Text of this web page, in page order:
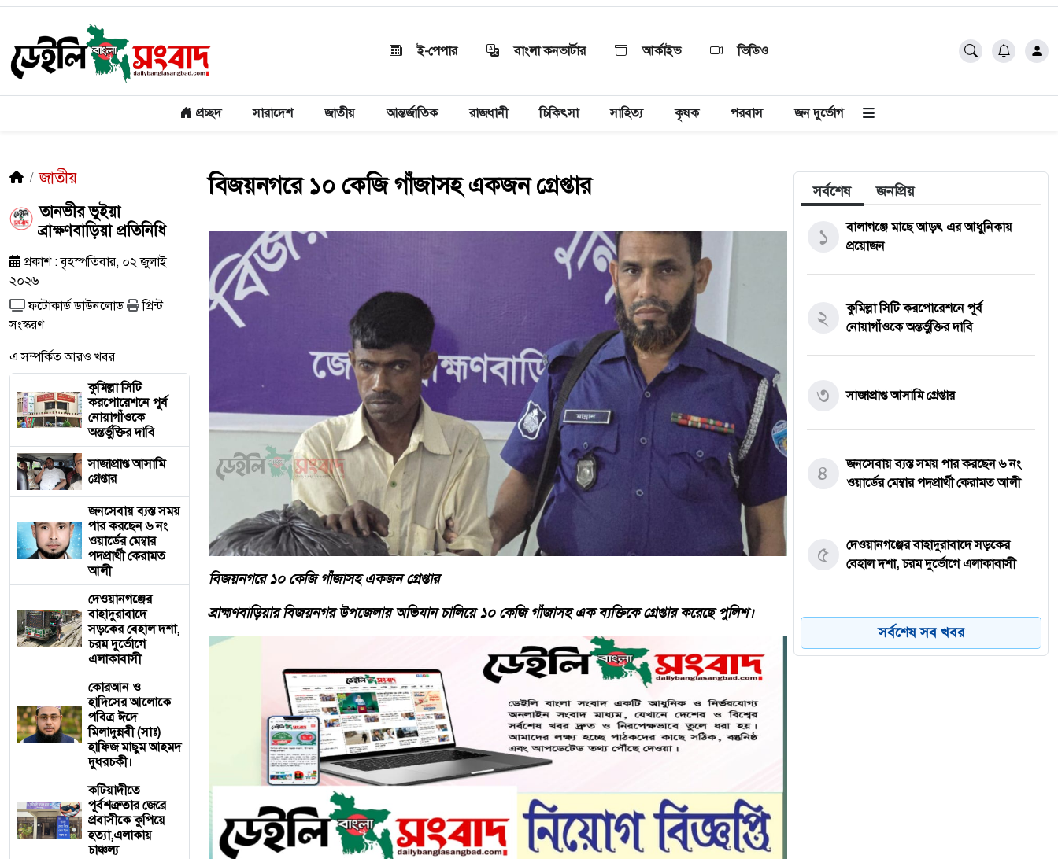
ই-পেপার বাংলা কনভার্টার আর্কাইভ ভিডিও
প্রচ্ছদ সারাদেশ জাতীয় আন্তর্জাতিক রাজধানী চিকিৎসা সাহিত্য কৃষক পরবাস জন দুর্ভোগ
জাতীয়
তানভীর ভুইয়া
ব্রাক্ষণবাড়িয়া প্রতিনিধি
প্রকাশ : বৃহস্পতিবার, ০২ জুলাই
২০২৬
ফটোকার্ড ডাউনলোড
প্রিন্ট
সংস্করণ
এ সম্পর্কিত আরও খবর
কুমিল্লা সিটি
করপোরেশনে পূর্ব
নোয়াগাঁওকে
অন্তর্ভুক্তির দাবি
সাজাপ্রাপ্ত আসামি
গ্রেপ্তার
জনসেবায় ব্যস্ত সময়
পার করছেন ৬ নং
ওয়ার্ডের মেম্বার
পদপ্রার্থী কেরামত
আলী
দেওয়ানগঞ্জের
বাহাদুরাবাদে
সড়কের বেহাল দশা,
চরম দুর্ভোগে
এলাকাবাসী
কোরআন ও
হাদিসের আলোকে
পবিত্র ঈদে
মিলাদুন্নবী (সাঃ)
হাফিজ মাছুম আহমদ
দুধরচকী।
কটিয়াদীতে
পূর্বশত্রুতার জেরে
প্রবাসীকে কুপিয়ে
হত্যা,এলাকায়
চাঞ্চল্য
বিজয়নগরে ১০ কেজি গাঁজাসহ একজন গ্রেপ্তার
বিজয়নগরে ১০ কেজি গাঁজাসহ একজন গ্রেপ্তার
ব্রাহ্মণবাড়িয়ার বিজয়নগর উপজেলায় অভিযান চালিয়ে ১০ কেজি গাঁজাসহ এক ব্যক্তিকে গ্রেপ্তার করেছে পুলিশ।
সর্বশেষ জনপ্রিয়
১
বালাগঞ্জে মাছে আড়ৎ এর আধুনিকায়
প্রয়োজন
২
কুমিল্লা সিটি করপোরেশনে পূর্ব
নোয়াগাঁওকে অন্তর্ভুক্তির দাবি
৩ সাজাপ্রাপ্ত আসামি গ্রেপ্তার
৪
জনসেবায় ব্যস্ত সময় পার করছেন ৬ নং
ওয়ার্ডের মেম্বার পদপ্রার্থী কেরামত আলী
৫
দেওয়ানগঞ্জের বাহাদুরাবাদে সড়কের
বেহাল দশা, চরম দুর্ভোগে এলাকাবাসী
৬
কোরআন ও হাদিসের আলোকে পবিত্র
ঈদে মিলাদুন্নবী (সাঃ) হাফিজ মাছুম
সর্বশেষ সব খবর